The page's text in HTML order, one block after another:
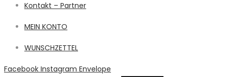
Kontakt – Partner
MEIN KONTO
WUNSCHZETTEL
Facebook Instagram Envelope